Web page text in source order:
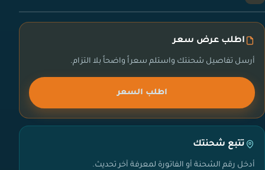
اطلب عرض سعر
أرسل تفاصيل شحنتك واستلم سعراً واضحاً بلا التزام.
اطلب السعر
تتبع شحنتك
أدخل رقم الشحنة أو الفاتورة لمعرفة آخر تحديث.